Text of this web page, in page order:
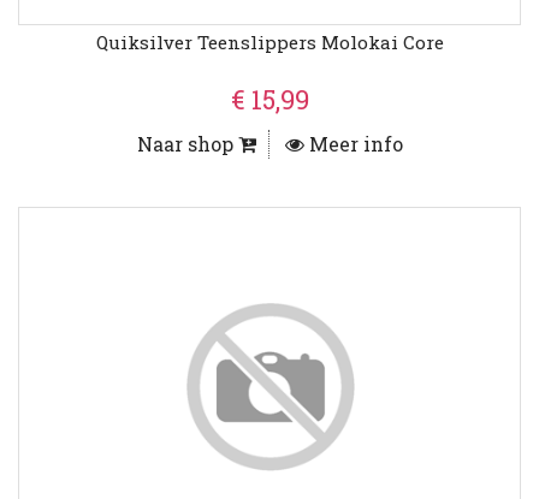
Quiksilver Teenslippers Molokai Core
€ 15,99
Naar shop Meer info